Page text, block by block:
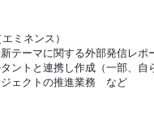
エミネンス）
テーマに関する外部発信レポ
ントと連携し作成（一部、自
ジェクトの推進業務 など